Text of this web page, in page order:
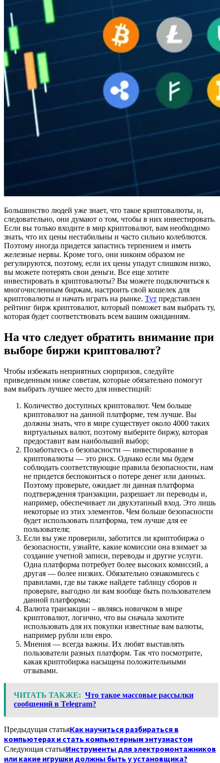
Большинство людей уже знает, что такое криптовалюты, и,
следовательно, они думают о том, чтобы в них инвестировать.
Если вы только входите в мир криптовалют, вам необходимо
знать, что их цены нестабильны и часто сильно колеблются.
Поэтому иногда придется запастись терпением и иметь
железные нервы. Кроме того, они никоим образом не
регулируются, поэтому, если их цены упадут слишком низко,
вы можете потерять свои деньги. Все еще хотите
инвестировать в криптовалюты? Вы можете подключиться к
многочисленным биржам, настроить свой кошелек для
криптовалюты и начать играть на рынке. Тут представлен
рейтинг бирж криптовалют, который поможет вам выбрать ту,
которая будет соответствовать всем вашим ожиданиям.
На что следует обратить внимание при
выборе биржи криптовалют?
Чтобы избежать неприятных сюрпризов, следуйте
приведенным ниже советам, которые обязательно помогут
вам выбрать лучшее место для инвестиций:
Количество доступных криптовалют. Чем больше
криптовалют на данной платформе, тем лучше. Вы
должны знать, что в мире существует около 4000 таких
виртуальных валют, поэтому выберите биржу, которая
предоставит вам наибольший выбор;
Позаботьтесь о безопасности — инвестирование в
криптовалюты — это риск. Однако если мы будем
соблюдать соответствующие правила безопасности, нам
не придется беспокоиться о потере денег или данных.
Поэтому проверьте, ожидает ли данная платформа
подтверждения транзакции, разрешает ли переводы и,
например, обеспечивает ли двухэтапный вход. Это лишь
некоторые из этих элементов. Чем больше безопасности
будет использовать платформа, тем лучше для ее
пользователя;
Если вы уже проверили, заботится ли криптобиржа о
безопасности, узнайте, какие комиссии она взимает за
создание учетной записи, переводы и другие услуги.
Одна платформа потребует более высоких комиссий, а
другая — более низких. Обязательно ознакомьтесь с
правилами, где вы также найдете таблицу сборов и
проверьте, выгодно ли вам вообще быть пользователем
данной платформы;
Валюта транзакции – являясь новичком в мире
криптовалют, логично, что вы сначала захотите
использовать для их покупки известные вам валюты,
например рубли или евро.
Мнения — всегда важны. Их любят выставлять
пользователи разных платформ. Так что посмотрите,
какая криптобиржа насыщена положительными
отзывами.
ЧИТАТЬ ТАКЖЕ: Что такое массовые рассылки
сообщений в Telegram?
Предыдущая статьяКак научиться разбираться в
компьютерах и стать компьютерным энтузиастом
Следующая статьяИнструменты для электромонтажников
или какие игрушки должны быть у установщика?